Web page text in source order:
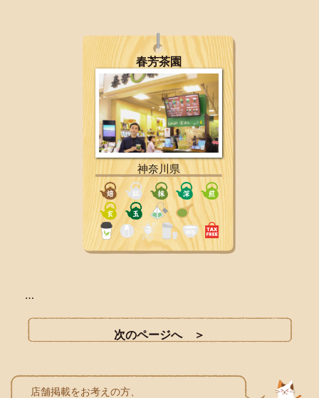
春芳茶園
神奈川県
…
店舗掲載をお考えの方、